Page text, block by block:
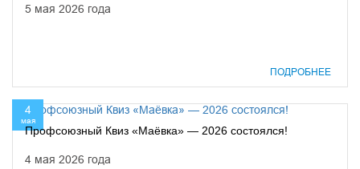
5 мая 2026 года
ПОДРОБНЕЕ
4
мая
Профсоюзный Квиз «Маёвка» — 2026 состоялся!
4 мая 2026 года